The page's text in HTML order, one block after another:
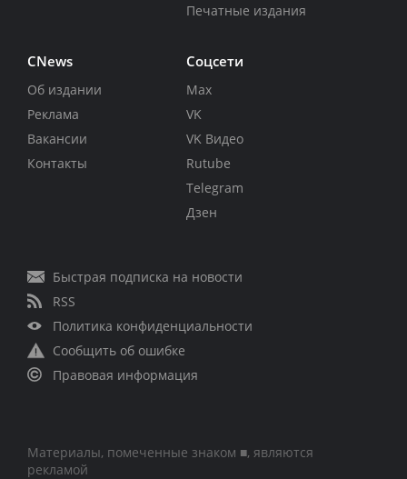
Печатные издания
CNews
Об издании
Реклама
Вакансии
Контакты
Соцсети
Max
VK
VK Видео
Rutube
Telegram
Дзен
Быстрая подписка на новости
RSS
Политика конфиденциальности
Сообщить об ошибке
Правовая информация
Материалы, помеченные знаком ■, являются
рекламой